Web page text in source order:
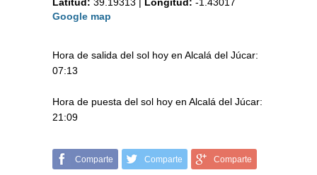
Latitud: 39.19313 | Longitud: -1.43017
Google map
Hora de salida del sol hoy en Alcalá del Júcar:
07:13
Hora de puesta del sol hoy en Alcalá del Júcar:
21:09
Comparte Comparte Comparte